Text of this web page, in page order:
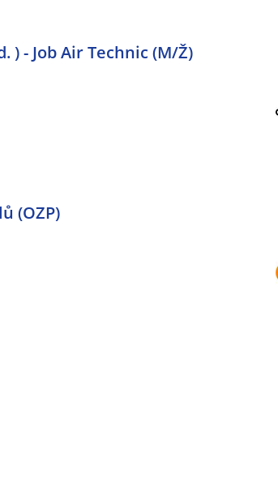
) - Job Air Technic (M/Ž)
(OZP)